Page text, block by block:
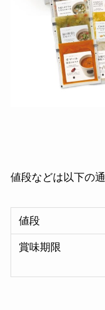
値段などは以下の通
値段
賞味期限